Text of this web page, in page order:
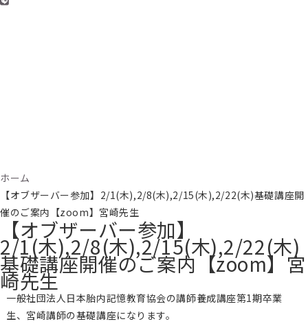
ホーム
【オブザーバー参加】2/1(木),2/8(木),2/15(木),2/22(木)基礎講座開
催のご案内【zoom】宮崎先生
【オブザーバー参加】
2/1(木),2/8(木),2/15(木),2/22(木)
基礎講座開催のご案内【zoom】宮
崎先生
一般社団法人日本胎内記憶教育協会の講師養成講座第1期卒業
生、宮崎講師の基礎講座になります。